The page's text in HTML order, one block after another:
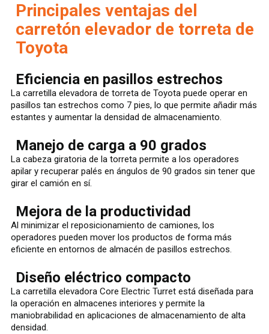
Principales ventajas del
carretón elevador de torreta de
Toyota
Eficiencia en pasillos estrechos
La carretilla elevadora de torreta de Toyota puede operar en
pasillos tan estrechos como 7 pies, lo que permite añadir más
estantes y aumentar la densidad de almacenamiento.
Manejo de carga a 90 grados
La cabeza giratoria de la torreta permite a los operadores
apilar y recuperar palés en ángulos de 90 grados sin tener que
girar el camión en sí.
Mejora de la productividad
Al minimizar el reposicionamiento de camiones, los
operadores pueden mover los productos de forma más
eficiente en entornos de almacén de pasillos estrechos.
Diseño eléctrico compacto
La carretilla elevadora Core Electric Turret está diseñada para
la operación en almacenes interiores y permite la
maniobrabilidad en aplicaciones de almacenamiento de alta
densidad.